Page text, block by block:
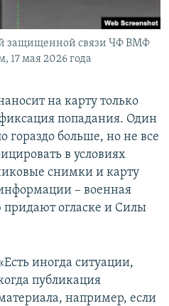
защищенной связи ЧФ ВМФ
мая 2026 года
на карту только
попадания. Один
гораздо больше, но не все
в условиях
снимки и карту
– военная
огласке и Силы
иногда ситуации,
публикация
например, если